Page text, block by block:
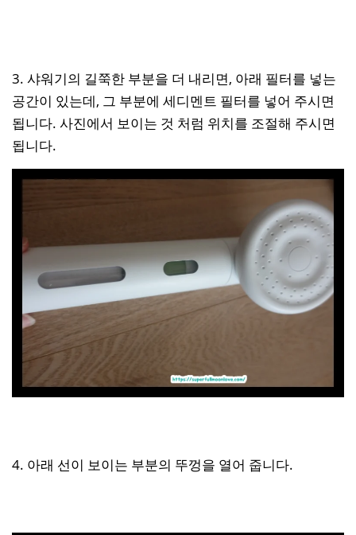
3. 샤워기의 길쭉한 부분을 더 내리면, 아래 필터를 넣는
공간이 있는데, 그 부분에 세디멘트 필터를 넣어 주시면
됩니다. 사진에서 보이는 것 처럼 위치를 조절해 주시면
됩니다.
4. 아래 선이 보이는 부분의 뚜껑을 열어 줍니다.